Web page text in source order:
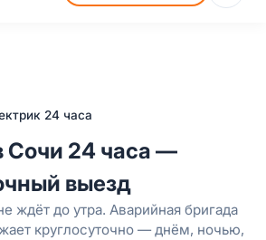
24 часа
Сочи 24 часа —
выезд
ждёт до утра. Аварийная бригада
круглосуточно — днём, ночью,